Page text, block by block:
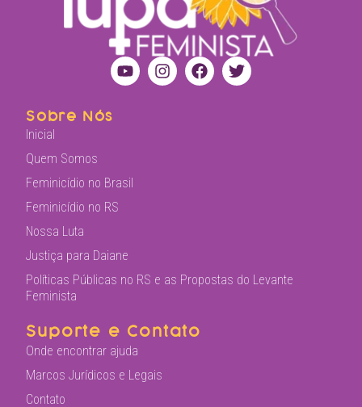
Sobre Nós
Inicial
Quem Somos
Feminicídio no Brasil
Feminicídio no RS
Nossa Luta
Justiça para Daiane
Políticas Públicas no RS e as Propostas do Levante
Feminista
Suporte e Contato
Onde encontrar ajuda
Marcos Jurídicos e Legais
Contato